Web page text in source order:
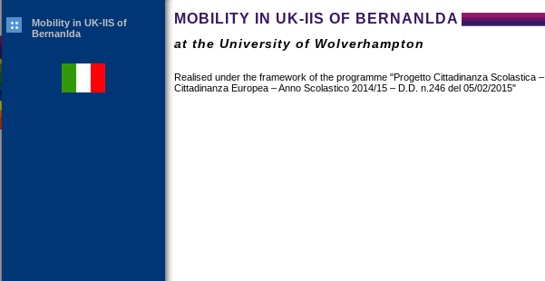
Mobility in UK-IIS of
Bernanlda
MOBILITY IN UK-IIS OF BERNANLDA
at the University of Wolverhampton
Realised under the framework of the programme "Progetto Cittadinanza Scolastica
Cittadinanza Europea – Anno Scolastico 2014/15 – D.D. n.246 del 05/02/2015"